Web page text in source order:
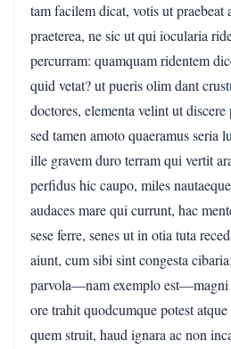
tam facilem dicat, votis ut praebeat
praeterea, ne sic ut qui iocularia
percurram: quamquam ridentem
quid vetat? ut pueris olim dant
doctores, elementa velint ut discere
sed tamen amoto quaeramus seria
ille gravem duro terram qui vertit
perfidus hic caupo, miles
audaces mare qui currunt, hac
sese ferre, senes ut in otia tuta
aiunt, cum sibi sint congesta
parvola—nam exemplo est—magni
ore trahit quodcumque potest
quem struit, haud ignara ac non